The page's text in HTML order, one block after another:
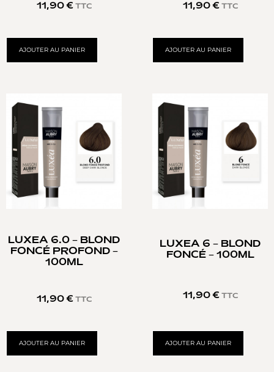
11,90 € TTC
AJOUTER AU PANIER
11,90 € TTC
AJOUTER AU PANIER
LUXEA 6.0 – BLOND
FONCÉ PROFOND –
100ML
11,90 € TTC
AJOUTER AU PANIER
LUXEA 6 – BLOND
FONCÉ – 100ML
11,90 € TTC
AJOUTER AU PANIER